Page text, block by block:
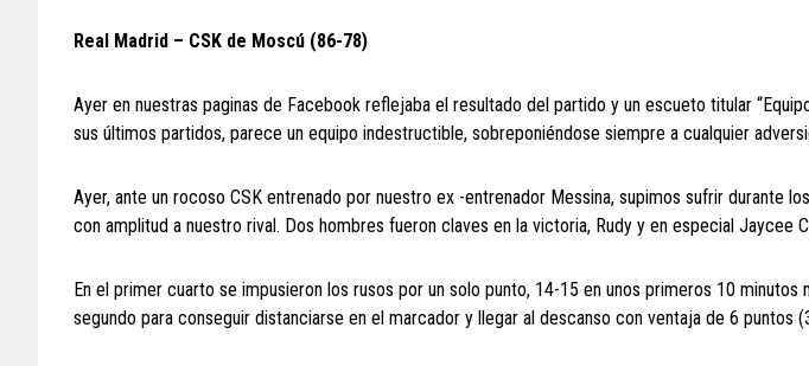
Real Madrid – CSK de Moscú (86-78)
Ayer en nuestras paginas de Facebook reflejaba el resultado del partido y un escueto titular
sus últimos partidos, parece un equipo indestructible, sobreponiéndose siempre a cualquier
Ayer, ante un rocoso CSK entrenado por nuestro ex -entrenador Messina, supimos sufrir durante
con amplitud a nuestro rival. Dos hombres fueron claves en la victoria, Rudy y en especial Jaycee
En el primer cuarto se impusieron los rusos por un solo punto, 14-15 en unos primeros 10 minutos
segundo para conseguir distanciarse en el marcador y llegar al descanso con ventaja de 6 puntos